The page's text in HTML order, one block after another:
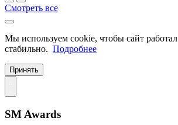
Смотреть все
Мы используем cookie, чтобы сайт работал
стабильно. Подробнее
Принять
SM Awards